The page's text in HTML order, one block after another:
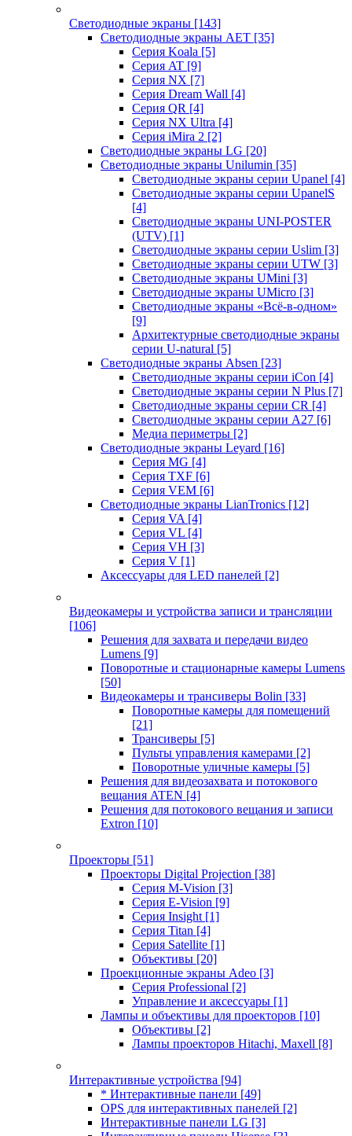
Светодиодные экраны [143]
Светодиодные экраны AET [35]
Cерия Koala [5]
Серия AT [9]
Серия NX [7]
Серия Dream Wall [4]
Серия QR [4]
Серия NX Ultra [4]
Серия iMira 2 [2]
Светодиодные экраны LG [20]
Светодиодные экраны Unilumin [35]
Светодиодные экраны серии Upanel [4]
Светодиодные экраны серии UpanelS
[4]
Светодиодные экраны UNI-POSTER
(UTV) [1]
Светодиодные экраны серии Uslim [3]
Светодиодные экраны серии UTW [3]
Светодиодные экраны UMini [3]
Светодиодные экраны UMicro [3]
Светодиодные экраны «Всё-в-одном»
[9]
Архитектурные светодиодные экраны
серии U-natural [5]
Светодиодные экраны Absen [23]
Светодиодные экраны серии iCon [4]
Светодиодные экраны серии N Plus [7]
Светодиодные экраны серии CR [4]
Светодиодные экраны серии А27 [6]
Медиа периметры [2]
Светодиодные экраны Leyard [16]
Серия MG [4]
Серия TXF [6]
Серия VEM [6]
Светодиодные экраны LianTronics [12]
Серия VA [4]
Серия VL [4]
Серия VH [3]
Серия V [1]
Аксессуары для LED панелей [2]
Видеокамеры и устройства записи и трансляции
[106]
Решения для захвата и передачи видео
Lumens [9]
Поворотные и стационарные камеры Lumens
[50]
Видеокамеры и трансиверы Bolin [33]
Поворотные камеры для помещений
[21]
Трансиверы [5]
Пульты управления камерами [2]
Поворотные уличные камеры [5]
Решения для видеозахвата и потокового
вещания ATEN [4]
Решения для потокового вещания и записи
Extron [10]
Проекторы [51]
Проекторы Digital Projection [38]
Серия M-Vision [3]
Серия E-Vision [9]
Серия Insight [1]
Серия Titan [4]
Серия Satellite [1]
Объективы [20]
Проекционные экраны Adeo [3]
Серия Professional [2]
Управление и аксессуары [1]
Лампы и объективы для проекторов [10]
Объективы [2]
Лампы проекторов Hitachi, Maxell [8]
Интерактивные устройства [94]
* Интерактивные панели [49]
OPS для интерактивных панелей [2]
Интерактивные панели LG [3]